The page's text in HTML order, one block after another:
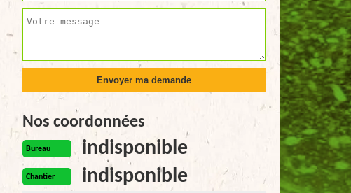
Nos coordonnées
Bureau indisponible
Chantier indisponible